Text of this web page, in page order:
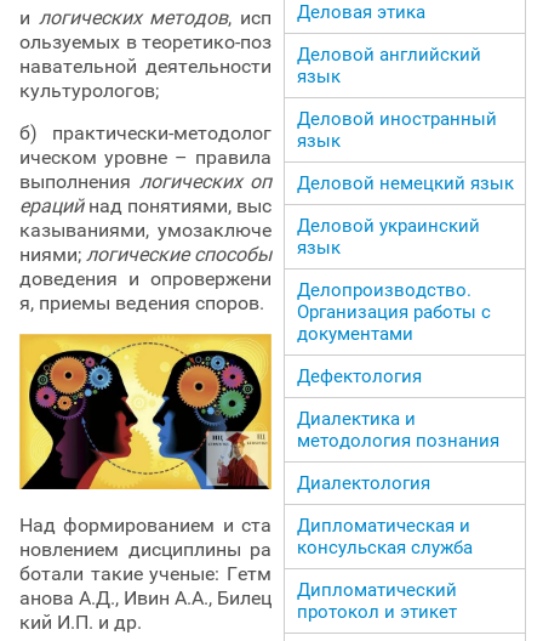
и логических методов, исп
ользуемых в теоретико-поз
навательной деятельности
культурологов;
б) практически-методолог
ическом уровне – правила
выполнения логических оп
ерацийнад понятиями, выс
казываниями, умозаключе
ниями; логические способы
доведения и опровержени
я, приемы ведения споров.
Над формированием и ста
новлением дисциплины ра
ботали такие ученые: Гетм
анова А.Д., Ивин А.А., Билец
кий И.П. и др.
Деловая этика
Деловой английский
язык
Деловой иностранный
язык
Деловой немецкий язык
Деловой украинский
язык
Делопроизводство.
Организация работы с
документами
Дефектология
Диалектика и
методология познания
Диалектология
Дипломатическая и
консульская служба
Дипломатический
протокол и этикет